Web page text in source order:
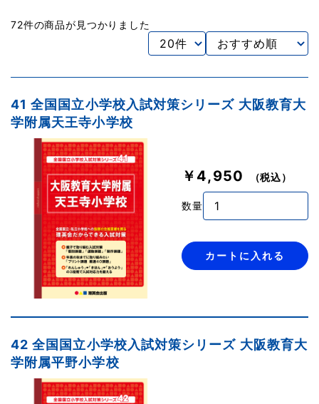
72件の商品が見つかりました
41 全国国立小学校入試対策シリーズ 大阪教育大
学附属天王寺小学校
￥4,950 （税込）
数量
カートに入れる
42 全国国立小学校入試対策シリーズ 大阪教育大
学附属平野小学校